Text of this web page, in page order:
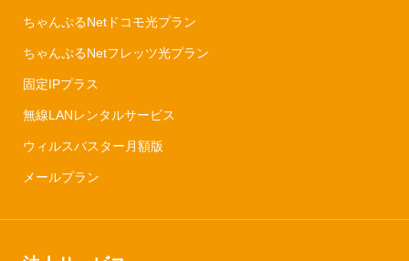
ちゃんぷるNetドコモ光プラン
ちゃんぷるNetフレッツ光プラン
固定IPプラス
無線LANレンタルサービス
ウィルスバスター月額版
メールプラン